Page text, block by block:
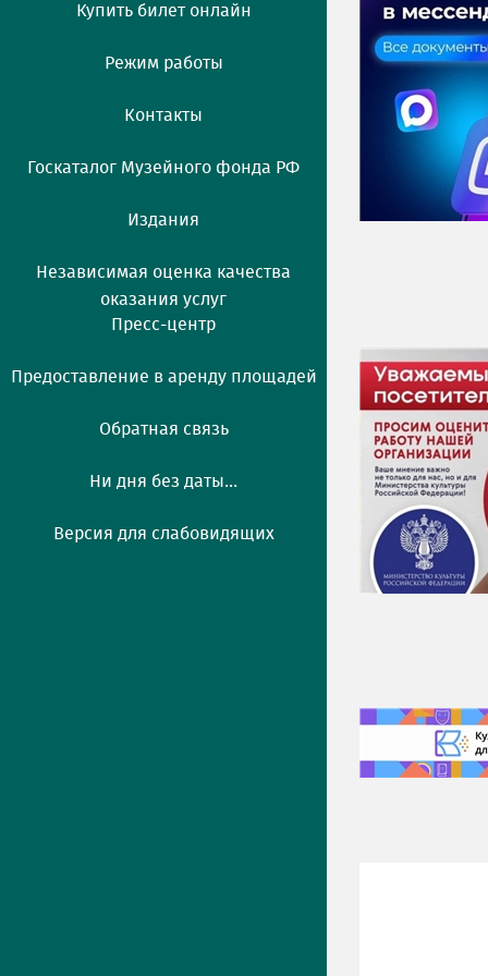
Купить билет онлайн
Режим работы
Контакты
Госкаталог Музейного фонда РФ
Издания
Независимая оценка качества
оказания услуг
Пресс-центр
Предоставление в аренду площадей
Обратная связь
Ни дня без даты...
Версия для слабовидящих